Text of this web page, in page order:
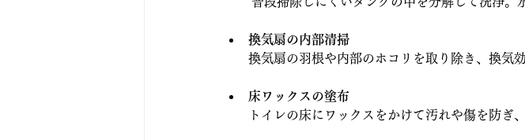
換気扇の内部清掃
換気扇の羽根や内部のホコリを取り除き、換気
床ワックスの塗布
トイレの床にワックスをかけて汚れや傷を防ぎ